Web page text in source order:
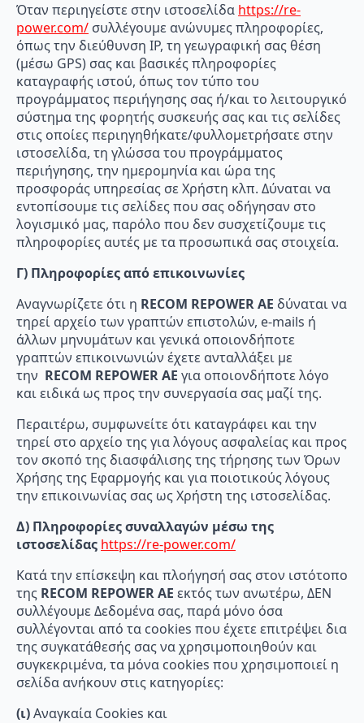
Όταν περιηγείστε στην ιστοσελίδα https://re-
power.com/ συλλέγουμε ανώνυμες πληροφορίες,
όπως την διεύθυνση IP, τη γεωγραφική σας θέση
(μέσω GPS) σας και βασικές πληροφορίες
καταγραφής ιστού, όπως τον τύπο του
προγράμματος περιήγησης σας ή/και το λειτουργικό
σύστημα της φορητής συσκευής σας και τις σελίδες
στις οποίες περιηγηθήκατε/φυλλομετρήσατε στην
ιστοσελίδα, τη γλώσσα του προγράμματος
περιήγησης, την ημερομηνία και ώρα της
προσφοράς υπηρεσίας σε Χρήστη κλπ. Δύναται να
εντοπίσουμε τις σελίδες που σας οδήγησαν στο
λογισμικό μας, παρόλο που δεν συσχετίζουμε τις
πληροφορίες αυτές με τα προσωπικά σας στοιχεία.
Γ) Πληροφορίες από επικοινωνίες
Αναγνωρίζετε ότι η RECOM REPOWERAE δύναται να
τηρεί αρχείο των γραπτών επιστολών, e-mails ή
άλλων μηνυμάτων και γενικά οποιονδήποτε
γραπτών επικοινωνιών έχετε ανταλλάξει με
την RECOM REPOWERAE για οποιονδήποτε λόγο
και ειδικά ως προς την συνεργασία σας μαζί της.
Περαιτέρω, συμφωνείτε ότι καταγράφει και την
τηρεί στο αρχείο της για λόγους ασφαλείας και προς
τον σκοπό της διασφάλισης της τήρησης των Όρων
Χρήσης της Εφαρμογής και για ποιοτικούς λόγους
την επικοινωνίας σας ως Χρήστη της ιστοσελίδας.
Δ) Πληροφορίες συναλλαγών μέσω της
ιστοσελίδας https://re-power.com/
Κατά την επίσκεψη και πλοήγησή σας στον ιστότοπο
της RECOM REPOWERAE εκτός των ανωτέρω, ΔΕΝ
συλλέγουμε Δεδομένα σας, παρά μόνο όσα
συλλέγονται από τα cookies που έχετε επιτρέψει δια
της συγκατάθεσής σας να χρησιμοποιηθούν και
συγκεκριμένα, τα μόνα cookies που χρησιμοποιεί η
σελίδα ανήκουν στις κατηγορίες:
(ι)Αναγκαία Cookies και